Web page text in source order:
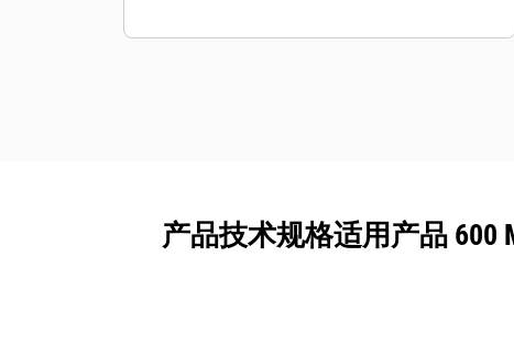
产品技术规格适用产品 600